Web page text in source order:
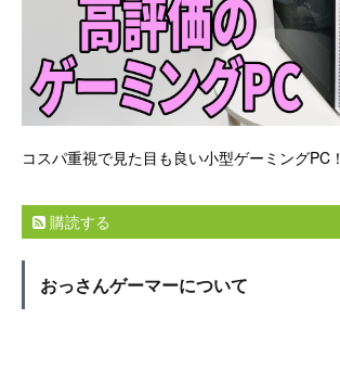
コスパ重視で見た目も良い小型ゲーミングPC！
購読する
おっさんゲーマーについて